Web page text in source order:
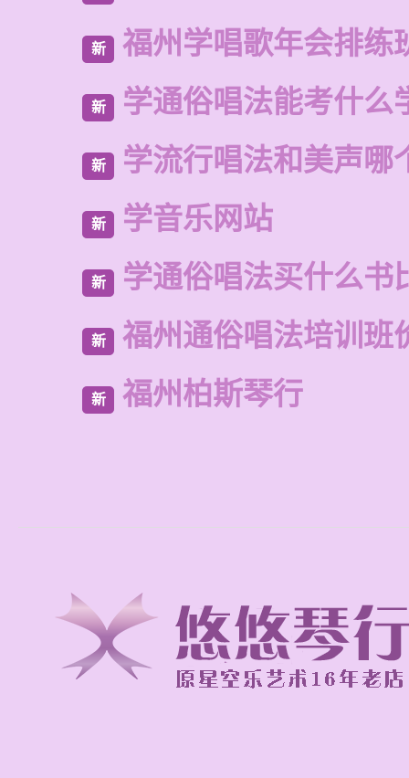
新 福州学唱歌年会排练
新 学通俗唱法能考什么
新 学流行唱法和美声哪
新 学音乐网站
新 学通俗唱法买什么书
新 福州通俗唱法培训班
新 福州柏斯琴行